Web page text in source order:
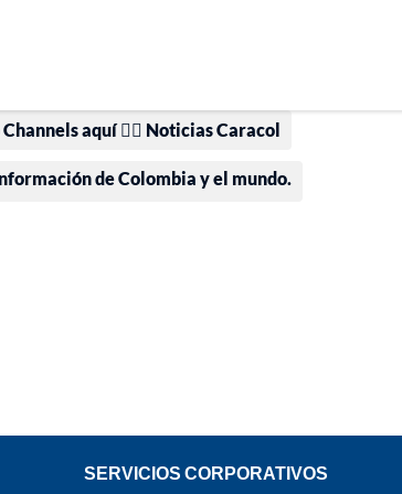
aquí 👉🏻 Noticias Caracol
de Colombia y el mundo.
SERVICIOS CORPORATIVOS